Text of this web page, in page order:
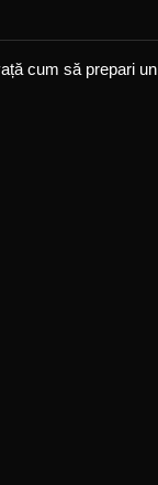
cum să prepari un